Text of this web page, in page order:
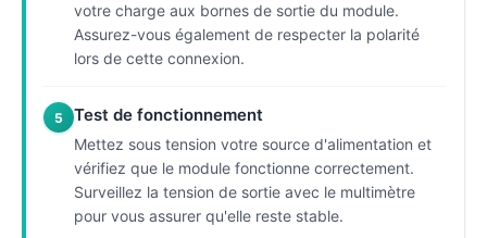
votre charge aux bornes de sortie du module.
Assurez-vous également de respecter la polarité
lors de cette connexion.
5 Test de fonctionnement
Mettez sous tension votre source d'alimentation et
vérifiez que le module fonctionne correctement.
Surveillez la tension de sortie avec le multimètre
pour vous assurer qu'elle reste stable.